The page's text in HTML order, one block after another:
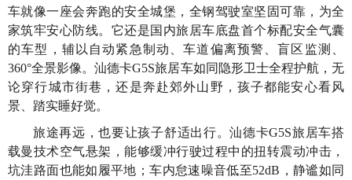
车就像一座会奔跑的安全城堡，全钢驾驶室坚固可靠，为全
家筑牢安心防线。它还是国内旅居车底盘首个标配安全气囊
的车型，辅以自动紧急制动、车道偏离预警、盲区监测、
360°全景影像。汕德卡G5S旅居车如同隐形卫士全程护航，无
论穿行城市街巷，还是奔赴郊外山野，孩子都能安心看风
景、踏实睡好觉。
旅途再远，也要让孩子舒适出行。汕德卡G5S旅居车搭
载曼技术空气悬架，能够缓冲行驶过程中的扭转震动冲击，
坑洼路面也能如履平地；车内怠速噪音低至52dB，静谧如同